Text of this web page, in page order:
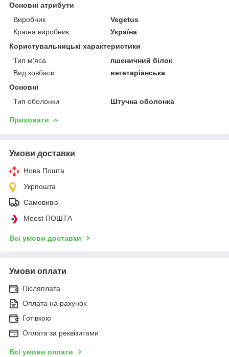
Основні атрибути
Виробник
Vegetus
Країна виробник
Україна
Користувальницькі характеристики
Тип м'яса
пшеничний білок
Вид ковбаси
вегетаріанська
Основні
Тип оболонки
Штучна оболонка
Приховати
Умови доставки
Нова Пошта
Укрпошта
Самовивіз
Meest ПОШТА
Всі умови доставки
Умови оплати
Післяплата
Оплата на рахунок
Готівкою
Оплата за реквізитами
Всі умови оплати